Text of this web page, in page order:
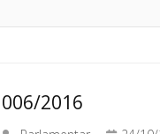
2016